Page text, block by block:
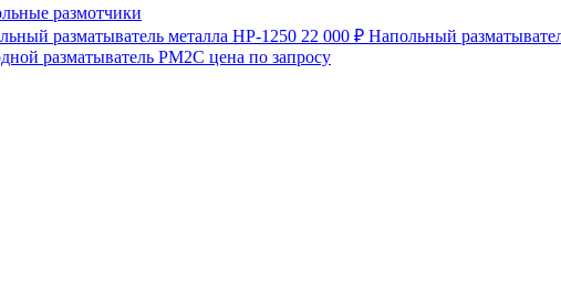
размотчики
разматыватель металла HP-1250 22 000 ₽ Напольный
разматыватель РМ2С цена по запросу